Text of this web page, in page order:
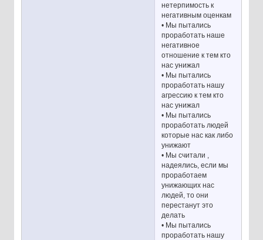
нетерпимость к
негативным оценкам
• Мы пытались
проработать наше
негативное
отношение к тем кто
нас унижал
• Мы пытались
проработать нашу
агрессию к тем кто
нас унижал
• Мы пытались
проработать людей
которые нас как либо
унижают
• Мы считали ,
надеялись, если мы
проработаем
унижающих нас
людей, то они
перестанут это
делать
• Мы пытались
проработать нашу